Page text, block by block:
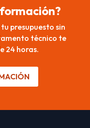
presupuesto sin
técnico te
24 horas.